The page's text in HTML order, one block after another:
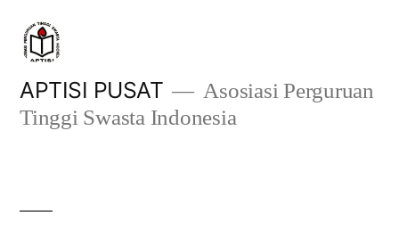
content
APTISI PUSAT
Asosiasi Perguruan
Tinggi Swasta Indonesia